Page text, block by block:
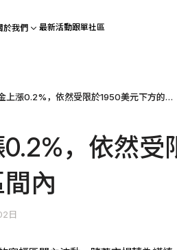
於我們 最新活動跟單社區
黃金上漲0.2%，依然受限於1950美元下方的窄幅區間內
，依然受
內
日